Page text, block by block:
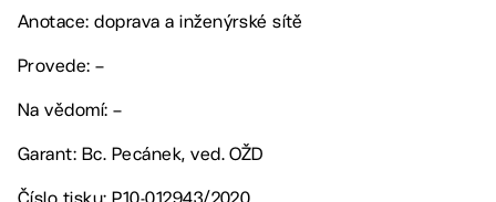
Anotace: doprava a inženýrské sítě
Provede: –
Na vědomí: –
Garant: Bc. Pecánek, ved. OŽD